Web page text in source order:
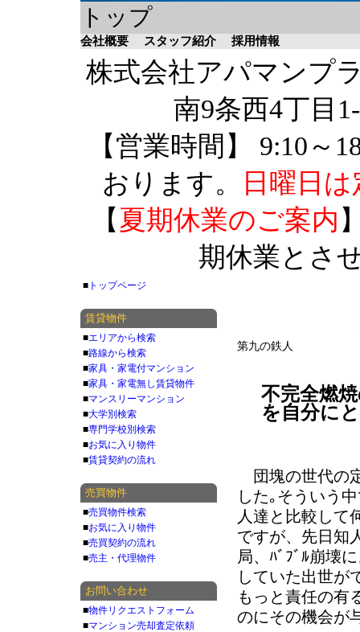
トップ
会社概要 スタッフ紹介 採用情報
株式会社アパマンプ
南9条西4丁目
【営業時間】 9:10～
おります。
日曜日
【 夏期休業のご案内
期休業とさ
第九の鉄人
不完全燃
を自分に
団塊の世代の
した｡そういう
人達と比較して
ですが、先日知
局、ﾊﾞﾌﾞﾙ崩壊
していた出世が
もっと責任の有
のにその機会が
■ トップページ
賃貸物件
■エリアから検索
■路線から検索
■家具・家電付マンション
■家具・家電無し賃貸物件
■マンスリーマンション
■大学別検索
■専門学校別検索
■お気に入り物件
■賃貸契約の流れ
売買物件
■売買物件検索
■お気に入り物件
■売買契約の流れ
■売主・代理物件
お問い合わせ
■物件リクエストフォーム
■マンション売却査定依頼